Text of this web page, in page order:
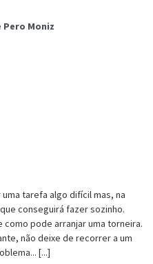
Pero Moniz
19, 2550-429 Painho
de Figueiros)
tarefa algo difícil mas, na
conseguirá fazer sozinho.
pode arranjar uma torneira.
não deixe de recorrer a um
[...]